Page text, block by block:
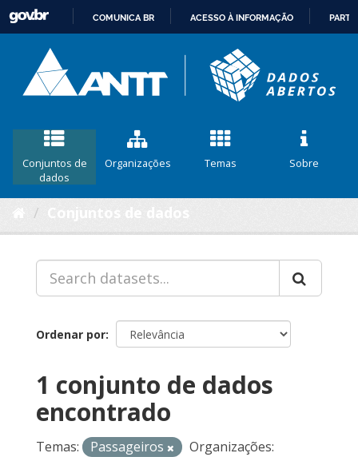
CONTEÚDO
COMUNICA BR ACESSO À INFORMAÇÃO
Conjuntos de
dados
Organizações Temas Sobre
Ordenar por
1 conjunto de dados
encontrado
Temas: Passageiros
Organizações: